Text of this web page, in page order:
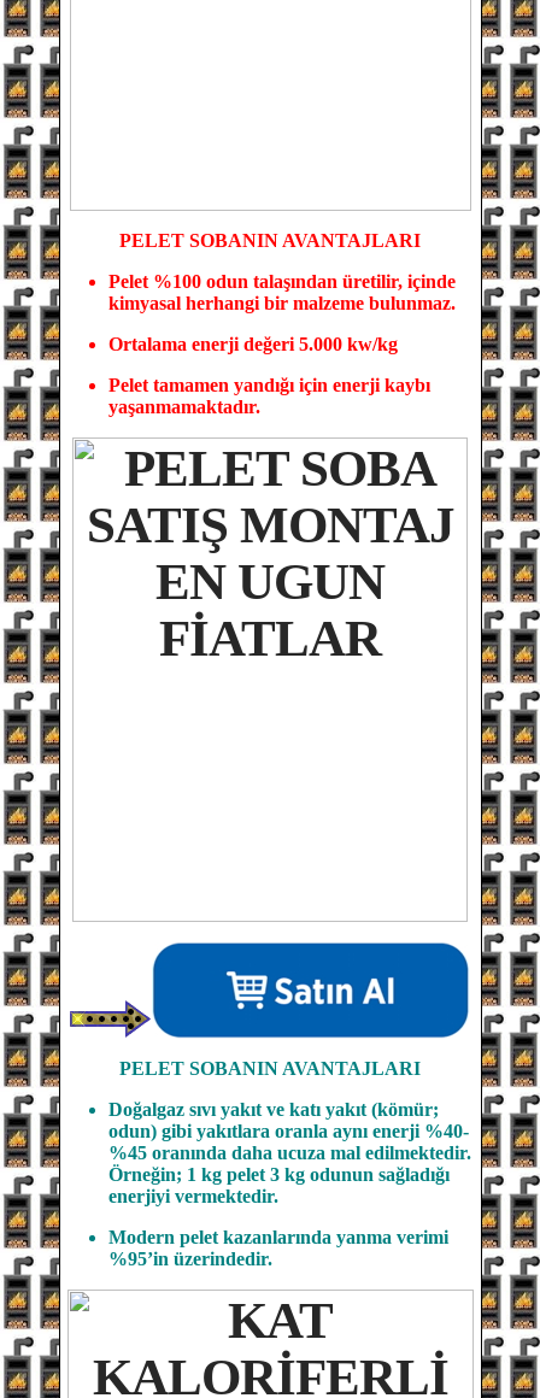
PELET SOBANIN AVANTAJLARI
Pelet %100 odun talaşından üretilir, içinde
kimyasal herhangi bir malzeme bulunmaz.
Ortalama enerji değeri 5.000 kw/kg
Pelet tamamen yandığı için enerji kaybı
yaşanmamaktadır.
PELET SOBANIN AVANTAJLARI
Doğalgaz sıvı yakıt ve katı yakıt (kömür;
odun) gibi yakıtlara oranla aynı enerji %40-
%45 oranında daha ucuza mal edilmektedir.
Örneğin; 1 kg pelet 3 kg odunun sağladığı
enerjiyi vermektedir.
Modern pelet kazanlarında yanma verimi
%95’in üzerindedir.